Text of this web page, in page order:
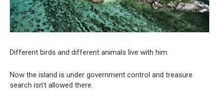
Different birds and different animals live with him.
Now the island is under government control and treasure
search isn’t allowed there.